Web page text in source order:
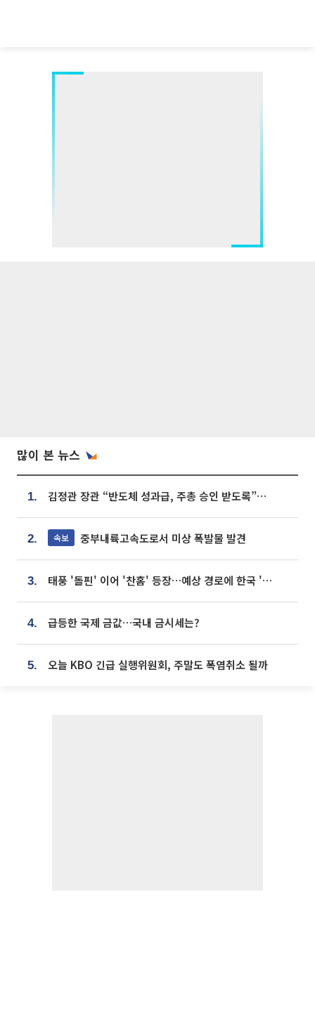
많이 본 뉴스
1. 김정관 장관 “반도체 성과급, 주총 승인 받도록”…상법·자본시장법 개정 시사
2. 속보 중부내륙고속도로서 미상 폭발물 발견
3. 태풍 '돌핀' 이어 '찬홈' 등장…예상 경로에 한국 '한숨'
4. 급등한 국제 금값…국내 금시세는?
5. 오늘 KBO 긴급 실행위원회, 주말도 폭염취소 될까